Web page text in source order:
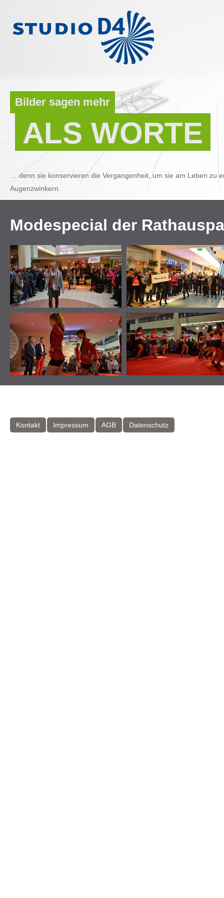
Bilder sagen mehr
ALS WORTE
… denn sie konservieren die Vergangenheit, um sie am Leben
Augenzwinkern.
Modespecial der
Kontakt Impressum AGB Datenschutz